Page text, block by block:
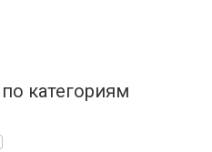
категориям